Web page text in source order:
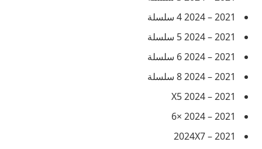
2021 – 2024 4 سلسلة
2021 – 2024 5 سلسلة
2021 – 2024 6 سلسلة
2021 – 2024 8 سلسلة
2021 – 2024 X5
2021 – 2024 ×6
2021 – 2024X7